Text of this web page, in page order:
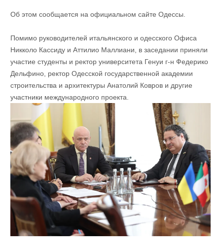
Об этом сообщается на официальном сайте Одессы.
Помимо руководителей итальянского и одесского Офиса
Никколо Кассиду и Аттилио Маллиани, в заседании приняли
участие студенты и ректор университета Генуи г-н Федерико
Дельфино, ректор Одесской государственной академии
строительства и архитектуры Анатолий Ковров и другие
участники международного проекта.